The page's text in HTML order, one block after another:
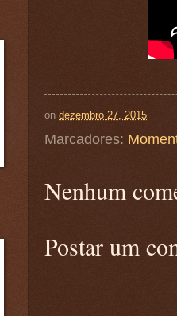
on dezembro 27, 2015
Marcadores:
Nenhum
Postar um